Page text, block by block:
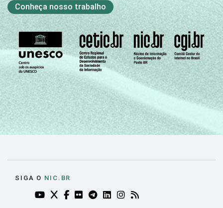
Base: 1.535 professores.
Fonte: NIC.br - set/dez 2010
Conheça nosso trabalho
SIGA O NIC.BR
YOUTUBE DO NIC.BR (ABRE EM NOVA ABA)
TWITTER DO NIC.BR (ABRE EM NOVA ABA)
FACEBOOK DO NIC.BR (ABRE EM NOVA
FLICKR DO NIC.BR (ABRE EM NOVA
TELEGRAM DO NIC.BR (ABRE EM
LINKEDIN DO NIC.BR (ABRE
INSTAGRAM DO NIC.BR
RSS DO NIC.BR (ABRE